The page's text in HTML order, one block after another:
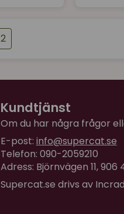
2
Kundtjänst
Om du har några frågor
E-post: info@supercat.se
Telefon: 090-2059210
Adress: Björnvägen 11, 906
Supercat.se drivs av